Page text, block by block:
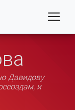
Давидову
и